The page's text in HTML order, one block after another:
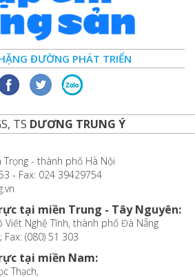
ĐƯỜNG PHÁT TRIỂN
TS DƯƠNG TRUNG Ý
Trọng - thành phố Hà Nội
- Fax: 024 39429754
tại miền Trung - Tây Nguyên:
Viết Nghệ Tĩnh, thành phố Đà Nẵng
(080) 51 303
tại miền Nam:
Thạch,